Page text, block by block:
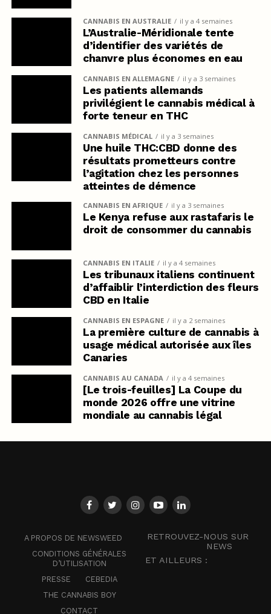
CANNABIS EN AUSTRALIE il y a 4 semaines
L’Australie-Méridionale tente
d’identifier des variétés de
chanvre plus économes en eau
CANNABIS EN ALLEMAGNE il y a 3 semaines
Les patients allemands
privilégient le cannabis médical à
forte teneur en THC
CANNABIS MÉDICAL il y a 3 semaines
Une huile THC:CBD donne des
résultats prometteurs contre
l’agitation chez les personnes
atteintes de démence
CANNABIS EN AFRIQUE il y a 3 semaines
Le Kenya refuse aux rastafaris le
droit de consommer du cannabis
CANNABIS EN ITALIE il y a 4 semaines
Les tribunaux italiens continuent
d’affaiblir l’interdiction des fleurs
CBD en Italie
CANNABIS EN ESPAGNE il y a 2 semaines
La première culture de cannabis à
usage médical autorisée aux îles
Canaries
CANNABIS AU CANADA il y a 4 semaines
[Le trois-feuilles] La Coupe du
monde 2026 offre une vitrine
mondiale au cannabis légal
A PROPOS DE NEWSWEED
CONDITIONS GÉNÉRALES
D’UTILISATION
PRESSE
CEBEDIA
THE CANNABIS BOY
CONTACT
RETROUVEZ-NOUS SUR
NEWS
ET AILLEURS :